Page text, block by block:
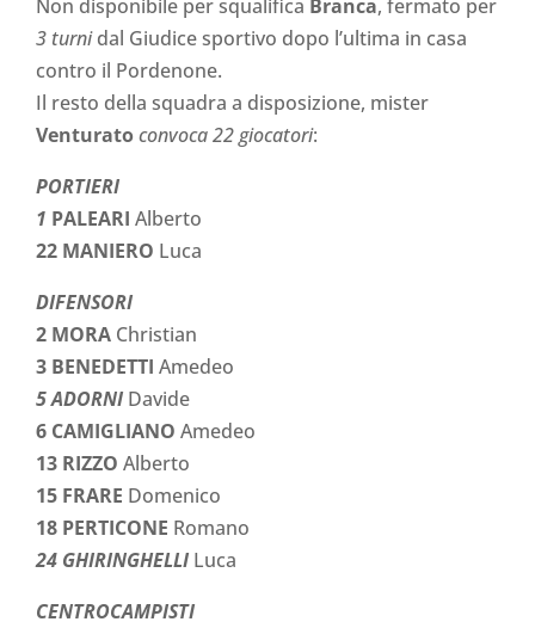
Non disponibile per squalifica Branca, fermato per
3 turnidal Giudice sportivo dopo l’ultima in casa
contro il Pordenone.
Il resto della squadra a disposizione, mister
Venturatoconvoca 22 giocatori:
PORTIERI
1 PALEARI Alberto
22 MANIERO Luca
DIFENSORI
2 MORA Christian
3 BENEDETTI Amedeo
5 ADORNI Davide
6 CAMIGLIANO Amedeo
13 RIZZO Alberto
15 FRARE Domenico
18 PERTICONE Romano
24 GHIRINGHELLI Luca
CENTROCAMPISTI